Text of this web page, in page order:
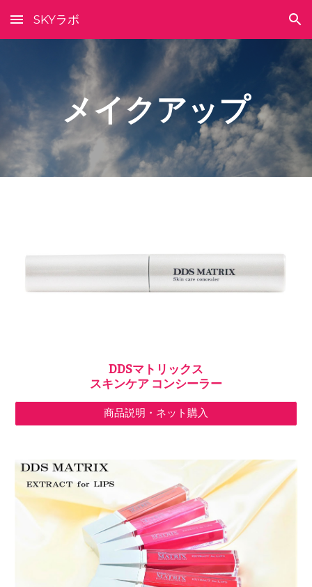
Skip to main content Skip to navigation
SKYラボ
メイクアップ
DDSマトリックス
スキンケア コンシーラー
商品説明・ネット購入